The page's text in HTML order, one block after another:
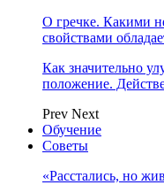
О гречке. Какими
свойствами
Как значительно
положение.
Prev Next
Обучение
Советы
«Расстались, но